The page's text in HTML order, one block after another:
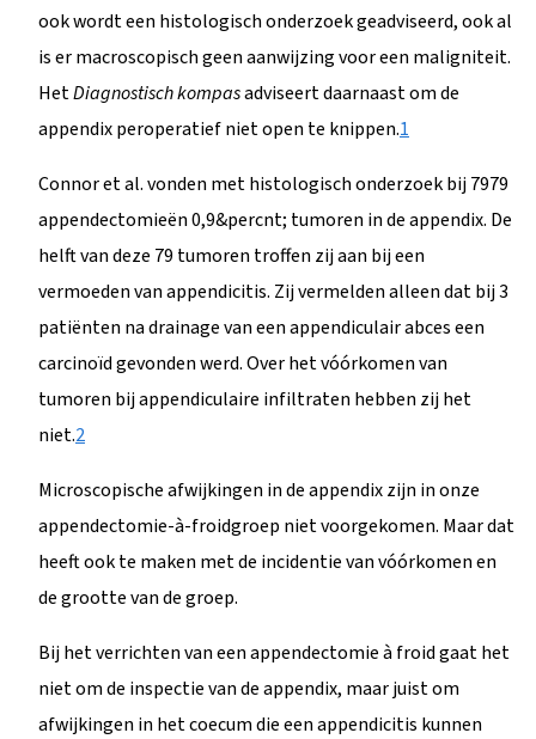
ook wordt een histologisch onderzoek geadviseerd, ook al
is er macroscopisch geen aanwijzing voor een maligniteit.
HetDiagnostisch kompasadviseert daarnaast om de
appendix peroperatief niet open te knippen.1
Connor et al. vonden met histologisch onderzoek bij 7979
appendectomieën 0,9&percnt; tumoren in de appendix. De
helft van deze 79 tumoren troffen zij aan bij een
vermoeden van appendicitis. Zij vermelden alleen dat bij 3
patiënten na drainage van een appendiculair abces een
carcinoïd gevonden werd. Over het vóórkomen van
tumoren bij appendiculaire infiltraten hebben zij het
niet.2
Microscopische afwijkingen in de appendix zijn in onze
appendectomie-à-froidgroep niet voorgekomen. Maar dat
heeft ook te maken met de incidentie van vóórkomen en
de grootte van de groep.
Bij het verrichten van een appendectomie à froid gaat het
niet om de inspectie van de appendix, maar juist om
afwijkingen in het coecum die een appendicitis kunnen